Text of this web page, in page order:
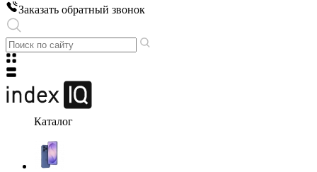
Заказать обратный звонок
Каталог